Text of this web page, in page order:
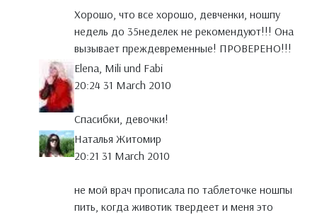
Хорошо, что все хорошо, девченки, ношпу
недель до 35неделек не рекомендуют!!! Она
вызывает преждевременные! ПРОВЕРЕНО!!!
Elena, Mili und Fabi
20:24 31 March 2010
Спасибки, девочки!
Наталья Житомир
20:21 31 March 2010
не мой врач прописала по таблеточке ношпы
пить, когда животик твердеет и меня это